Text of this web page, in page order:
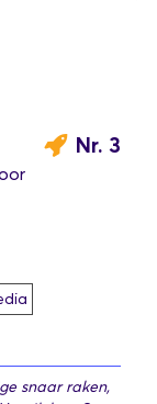
Nr. 3
snaar raken,